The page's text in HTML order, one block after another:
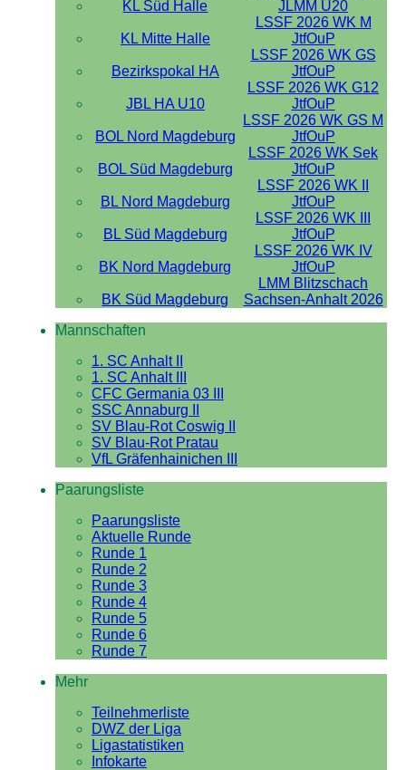
KL Süd Halle
JLMM U20
KL Mitte Halle
LSSF 2026 WK M
JtfOuP
Bezirkspokal HA
LSSF 2026 WK GS
JtfOuP
JBL HA U10
LSSF 2026 WK G12
JtfOuP
BOL Nord Magdeburg
LSSF 2026 WK GS M
JtfOuP
BOL Süd Magdeburg
LSSF 2026 WK Sek
JtfOuP
BL Nord Magdeburg
LSSF 2026 WK II
JtfOuP
BL Süd Magdeburg
LSSF 2026 WK III
JtfOuP
BK Nord Magdeburg
LSSF 2026 WK IV
JtfOuP
BK Süd Magdeburg
LMM Blitzschach
Sachsen-Anhalt 2026
Mannschaften
1. SC Anhalt II
1. SC Anhalt III
CFC Germania 03 III
SSC Annaburg II
SV Blau-Rot Coswig II
SV Blau-Rot Pratau
VfL Gräfenhainichen III
Paarungsliste
Paarungsliste
Aktuelle Runde
Runde 1
Runde 2
Runde 3
Runde 4
Runde 5
Runde 6
Runde 7
Mehr
Teilnehmerliste
DWZ der Liga
Ligastatistiken
Infokarte